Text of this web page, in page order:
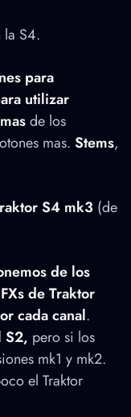
la S4.
para
utilizar
de los
mas. Stems,
S4 mk3 (de
de los
de Traktor
cada canal.
S2, pero si los
mk1 y mk2.
el Traktor